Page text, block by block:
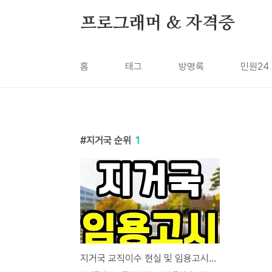
프로그래머 & 자격증
홈 태그 방명록 민원24
지거국 순위 1
지거국 교직이수 현실 및 임용고시 이후 공립학교 교사 가능할까?